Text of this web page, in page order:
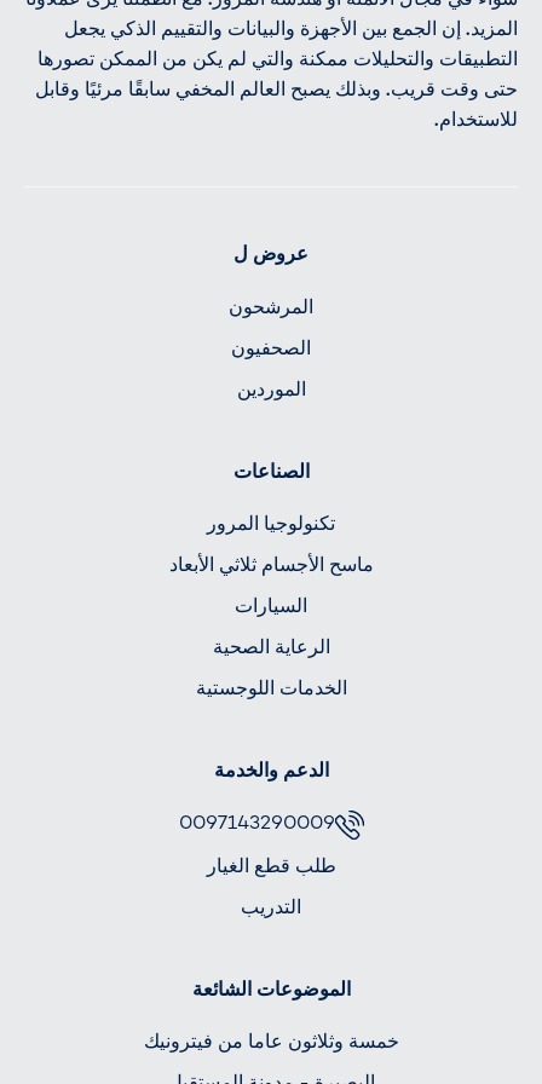
المزيد. إن الجمع بين الأجهزة والبيانات والتقييم الذكي يجعل
التطبيقات والتحليلات ممكنة والتي لم يكن من الممكن تصورها
حتى وقت قريب. وبذلك يصبح العالم المخفي سابقًا مرئيًا وقابل
للاستخدام.
عروض ل
المرشحون
الصحفيون
الموردين
الصناعات
تكنولوجيا المرور
ماسح الأجسام ثلاثي الأبعاد
السيارات
الرعاية الصحية
الخدمات اللوجستية
الدعم والخدمة
0097143290009
طلب قطع الغيار
التدريب
الموضوعات الشائعة
خمسة وثلاثون عاما من فيترونيك